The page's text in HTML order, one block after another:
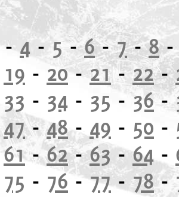
4 -5-6-7-8
19 - 20-21-22-
33 - 34 - 35 -36-
47-48- 49 - 50 -
61-62-63-64-
75 - 76-77-78-